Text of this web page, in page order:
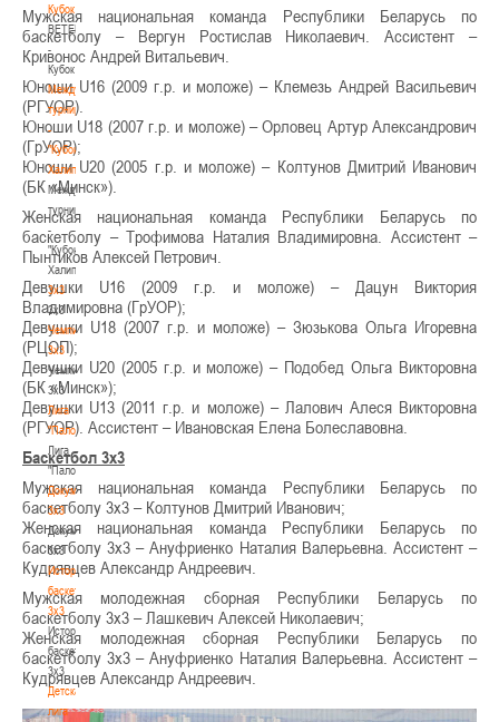
Кубок
BETERA
-
Кубок
Международный
турнир
-
"Кубок
Халипского"
Международный
турнир
-
"Кубок
Халипского"
3x3
3x3
Чемпионат
3х3
Чемпионат
3х3
Лига
"Палова"
Лига
"Палова"
Документы
3х3
Документы
3х3
История
баскетбола
3х3
История
баскетбола
3х3
Детская
лига
Мужская национальная команда Республики Беларусь по
баскетболу – Вергун Ростислав Николаевич. Ассистент –
Кривонос Андрей Витальевич.
Юноши U16 (2009 г.р. и моложе) – Клемезь Андрей Васильевич
(РГУОР).
Юноши U18 (2007 г.р. и моложе) – Орловец Артур Александрович
(ГрУОР);
Юноши U20 (2005 г.р. и моложе) – Колтунов Дмитрий Иванович
(БК «Минск»).
Женская национальная команда Республики Беларусь по
баскетболу – Трофимова Наталия Владимировна. Ассистент –
Пынтиков Алексей Петрович.
Девушки U16 (2009 г.р. и моложе) – Дацун Виктория
Владимировна (ГрУОР);
Девушки U18 (2007 г.р. и моложе) – Зюзькова Ольга Игоревна
(РЦОП);
Девушки U20 (2005 г.р. и моложе) – Подобед Ольга Викторовна
(БК «Минск»);
Девушки U13 (2011 г.р. и моложе) – Лалович Алеся Викторовна
(РГУОР). Ассистент – Ивановская Елена Болеславовна.
Баскетбол 3х3
Мужская национальная команда Республики Беларусь по
баскетболу 3х3 – Колтунов Дмитрий Иванович;
Женская национальная команда Республики Беларусь по
баскетболу 3х3 – Ануфриенко Наталия Валерьевна. Ассистент –
Кудрявцев Александр Андреевич.
Мужская молодежная сборная Республики Беларусь по
баскетболу 3х3 – Лашкевич Алексей Николаевич;
Женская молодежная сборная Республики Беларусь по
баскетболу 3х3 – Ануфриенко Наталия Валерьевна. Ассистент –
Кудрявцев Александр Андреевич.